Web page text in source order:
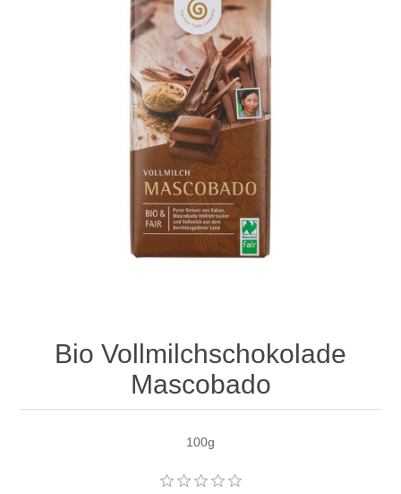
Bio Vollmilchschokolade
Mascobado
100g